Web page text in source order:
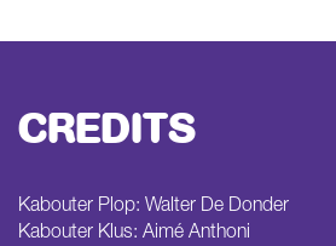
CREDITS
Kabouter Plop: Walter De Donder
Kabouter Klus: Aimé Anthoni